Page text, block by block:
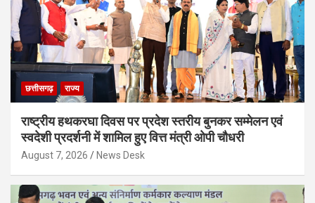
छत्तीसगढ़ राज्य
राष्ट्रीय हथकरघा दिवस पर प्रदेश स्तरीय बुनकर सम्मेलन एवं
स्वदेशी प्रदर्शनी में शामिल हुए वित्त मंत्री ओपी चौधरी
August 7, 2026 News Desk